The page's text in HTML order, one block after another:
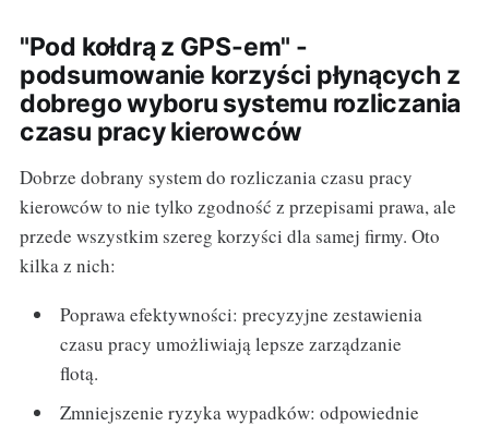
"Pod kołdrą z GPS-em" -
podsumowanie korzyści płynących z
dobrego wyboru systemu rozliczania
czasu pracy kierowców
Dobrze dobrany system do rozliczania czasu pracy
kierowców to nie tylko zgodność z przepisami prawa, ale
przede wszystkim szereg korzyści dla samej firmy. Oto
kilka z nich:
Poprawa efektywności: precyzyjne zestawienia
czasu pracy umożliwiają lepsze zarządzanie
flotą.
Zmniejszenie ryzyka wypadków: odpowiednie